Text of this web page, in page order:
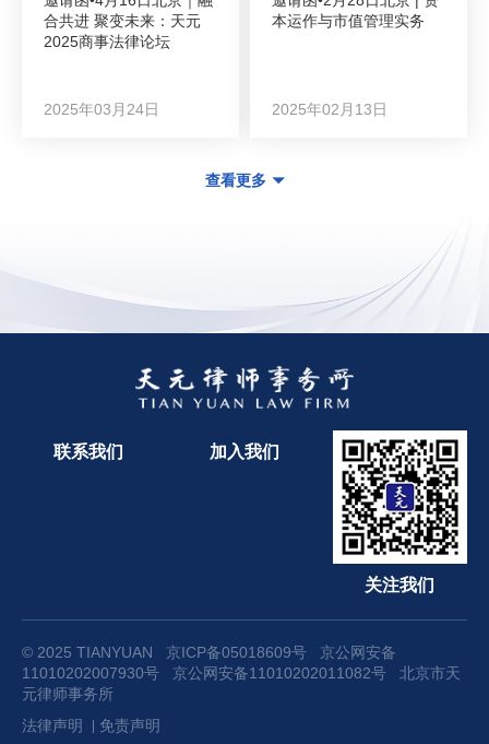
合共进 聚变未来：天元
2025商事法律论坛
2025年03月24日
本运作与市值管理实务
2025年02月13日
查看更多
联系我们 加入我们
关注我们
© 2025 TIANYUAN 京ICP备05018609号
京公网安备
11010202007930号
京公网安备11010202011082号 北京市天
元律师事务所
法律声明
免责声明